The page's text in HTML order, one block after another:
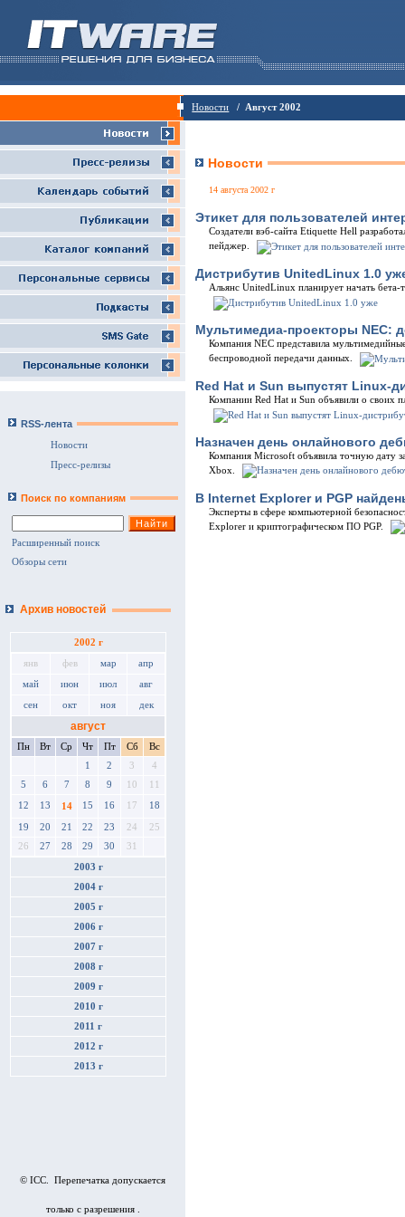
Новости / Август 2002
RSS-лента
Новости
Пресс-релизы
Поиск по компаниям
Расширенный поиск
Обзоры сети
Архив новостей
2002 г
янв фев мар апр
май июн июл авг
сен окт ноя дек
август
Пн Вт Ср Чт Пт Сб
Вс
1
2 3
4
5
6 7 8 9 10 11
12 13 14 15 16 17 18
19 20 21 22 23 24
25
26
27 28 29 30 31
2003 г
2004 г
2005 г
2006 г
2007 г
2008 г
2009 г
2010 г
2011 г
2012 г
2013 г
© ICC. Перепечатка допускается
только с разрешения .
Новости
14 августа 2002 г
Этикет для пользователей
Создатели вэб-сайта Etiquette Hell
пейджер.
Дистрибутив UnitedLinux 1.0
Альянс UnitedLinux планирует начать бета-
Мультимедиа-проекторы NEC:
Компания NEC представила
беспроводной передачи данных.
Red Hat и Sun выпустят Linux-
Компании Red Hat и Sun объявили о своих
Назначен день онлайнового
Компания Microsoft объявила точную дату
Xbox.
В Internet Explorer и PGP
Эксперты в сфере компьютерной
Explorer и криптографическом ПО PGP.